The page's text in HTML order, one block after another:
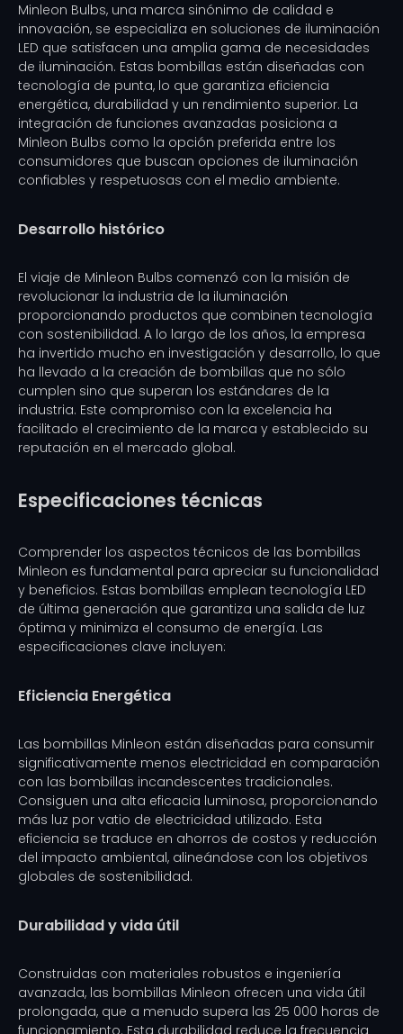
Minleon Bulbs, una marca sinónimo de calidad e
innovación, se especializa en soluciones de iluminación
LED que satisfacen una amplia gama de necesidades
de iluminación. Estas bombillas están diseñadas con
tecnología de punta, lo que garantiza eficiencia
energética, durabilidad y un rendimiento superior. La
integración de funciones avanzadas posiciona a
Minleon Bulbs como la opción preferida entre los
consumidores que buscan opciones de iluminación
confiables y respetuosas con el medio ambiente.
Desarrollo histórico
El viaje de Minleon Bulbs comenzó con la misión de
revolucionar la industria de la iluminación
proporcionando productos que combinen tecnología
con sostenibilidad. A lo largo de los años, la empresa
ha invertido mucho en investigación y desarrollo, lo que
ha llevado a la creación de bombillas que no sólo
cumplen sino que superan los estándares de la
industria. Este compromiso con la excelencia ha
facilitado el crecimiento de la marca y establecido su
reputación en el mercado global.
Especificaciones técnicas
Comprender los aspectos técnicos de las bombillas
Minleon es fundamental para apreciar su funcionalidad
y beneficios. Estas bombillas emplean tecnología LED
de última generación que garantiza una salida de luz
óptima y minimiza el consumo de energía. Las
especificaciones clave incluyen:
Eficiencia Energética
Las bombillas Minleon están diseñadas para consumir
significativamente menos electricidad en comparación
con las bombillas incandescentes tradicionales.
Consiguen una alta eficacia luminosa, proporcionando
más luz por vatio de electricidad utilizado. Esta
eficiencia se traduce en ahorros de costos y reducción
del impacto ambiental, alineándose con los objetivos
globales de sostenibilidad.
Durabilidad y vida útil
Construidas con materiales robustos e ingeniería
avanzada, las bombillas Minleon ofrecen una vida útil
prolongada, que a menudo supera las 25 000 horas de
funcionamiento. Esta durabilidad reduce la frecuencia